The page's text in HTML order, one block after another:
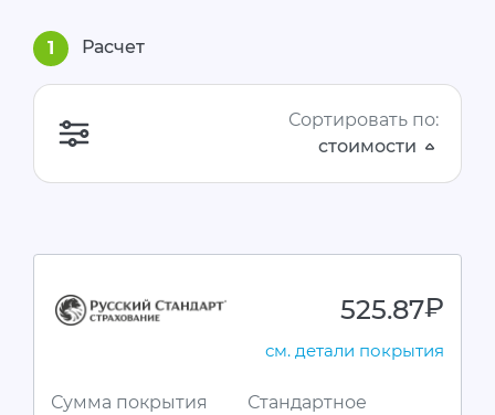
1 Расчет
Сортировать по:
стоимости
525.87руб.
см. детали покрытия
Сумма покрытия
Стандартное